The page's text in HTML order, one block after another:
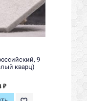
9
кварц)
₽